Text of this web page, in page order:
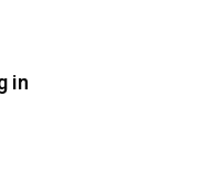
in